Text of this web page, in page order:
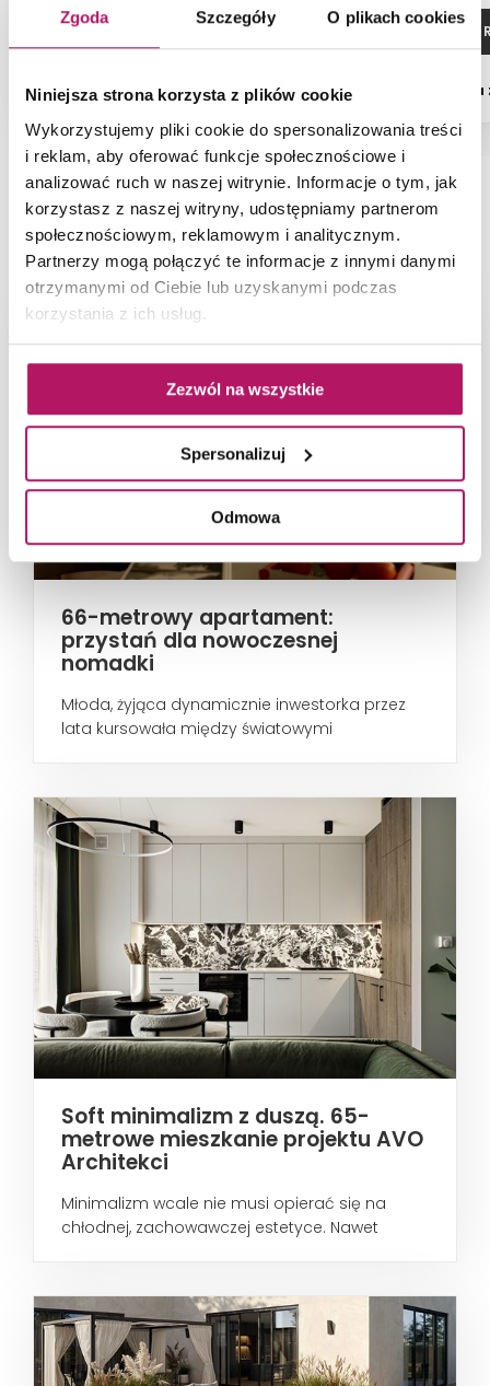
Zgoda Szczegóły O plikach cookies
Niniejsza strona korzysta z plików cookie
Wykorzystujemy pliki cookie do spersonalizowania treści
i reklam, aby oferować funkcje społecznościowe i
analizować ruch w naszej witrynie. Informacje o tym, jak
korzystasz z naszej witryny, udostępniamy partnerom
społecznościowym, reklamowym i analitycznym.
Partnerzy mogą połączyć te informacje z innymi danymi
otrzymanymi od Ciebie lub uzyskanymi podczas
korzystania z ich usług.
Zezwól na wszystkie
Spersonalizuj
Odmowa
Dostępność:na zamówienie
ZOBACZ
NAJNOWSZE ARTYKUŁY
66-metrowy apartament:
przystań dla nowoczesnej
nomadki
Młoda, żyjąca dynamicznie inwestorka przez
lata kursowała między światowymi
Soft minimalizm z duszą. 65-
metrowe mieszkanie projektu AVO
Architekci
Minimalizm wcale nie musi opierać się na
chłodnej, zachowawczej estetyce. Nawet